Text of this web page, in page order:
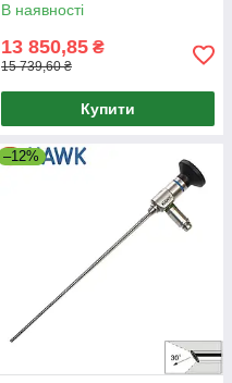
В наявності
13 850,85 ₴
15 739,60 ₴
Купити
–12%